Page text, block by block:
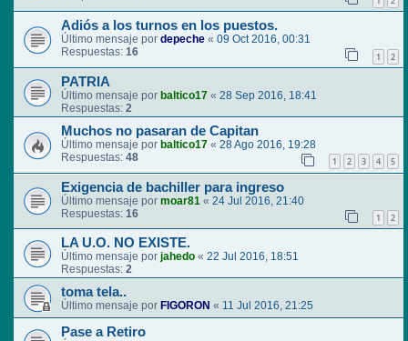
Adiós a los turnos en los puestos.
Último mensaje por depeche « 09 Oct 2016, 00:31
Respuestas: 16 1 2
PATRIA
Último mensaje por baltico17 « 28 Sep 2016, 18:41
Respuestas: 2
Muchos no pasaran de Capitan
Último mensaje por baltico17 « 28 Ago 2016, 19:28
Respuestas: 48 1 2 3 4 5
Exigencia de bachiller para ingreso
Último mensaje por moar81 « 24 Jul 2016, 21:40
Respuestas: 16 1 2
LA U.O. NO EXISTE.
Último mensaje por jahedo « 22 Jul 2016, 18:51
Respuestas: 2
toma tela..
Último mensaje por FIGORON « 11 Jul 2016, 21:25
Pase a Retiro